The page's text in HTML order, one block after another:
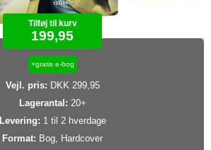
Tilføj til kurv
199,95
+gratis e-bog
Vejl. pris: DKK 299,95
Lagerantal: 20+
Levering: 1 til 2 hverdage
Format: Bog, Hardcover